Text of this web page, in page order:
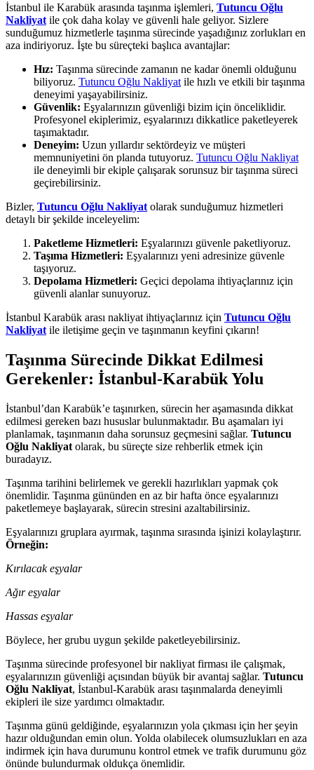
İstanbul ile Karabük arasında taşınma işlemleri, Tutuncu Oğlu
Nakliyat ile çok daha kolay ve güvenli hale geliyor. Sizlere
sunduğumuz hizmetlerle taşınma sürecinde yaşadığınız zorlukları en
aza indiriyoruz. İşte bu süreçteki başlıca avantajlar:
Hız: Taşınma sürecinde zamanın ne kadar önemli olduğunu
biliyoruz. Tutuncu Oğlu Nakliyat ile hızlı ve etkili bir taşınma
deneyimi yaşayabilirsiniz.
Güvenlik: Eşyalarınızın güvenliği bizim için önceliklidir.
Profesyonel ekiplerimiz, eşyalarınızı dikkatlice paketleyerek
taşımaktadır.
Deneyim: Uzun yıllardır sektördeyiz ve müşteri
memnuniyetini ön planda tutuyoruz. Tutuncu Oğlu Nakliyat
ile deneyimli bir ekiple çalışarak sorunsuz bir taşınma süreci
geçirebilirsiniz.
Bizler, Tutuncu Oğlu Nakliyat olarak sunduğumuz hizmetleri
detaylı bir şekilde inceleyelim:
Paketleme Hizmetleri: Eşyalarınızı güvenle paketliyoruz.
Taşıma Hizmetleri: Eşyalarınızı yeni adresinize güvenle
taşıyoruz.
Depolama Hizmetleri: Geçici depolama ihtiyaçlarınız için
güvenli alanlar sunuyoruz.
İstanbul Karabük arası nakliyat ihtiyaçlarınız için Tutuncu Oğlu
Nakliyat ile iletişime geçin ve taşınmanın keyfini çıkarın!
Taşınma Sürecinde Dikkat Edilmesi
Gerekenler: İstanbul-Karabük Yolu
İstanbul’dan Karabük’e taşınırken, sürecin her aşamasında dikkat
edilmesi gereken bazı hususlar bulunmaktadır. Bu aşamaları iyi
planlamak, taşınmanın daha sorunsuz geçmesini sağlar. Tutuncu
Oğlu Nakliyat olarak, bu süreçte size rehberlik etmek için
buradayız.
Taşınma tarihini belirlemek ve gerekli hazırlıkları yapmak çok
önemlidir. Taşınma gününden en az bir hafta önce eşyalarınızı
paketlemeye başlayarak, sürecin stresini azaltabilirsiniz.
Eşyalarınızı gruplara ayırmak, taşınma sırasında işinizi kolaylaştırır.
Örneğin:
Kırılacak eşyalar
Ağır eşyalar
Hassas eşyalar
Böylece, her grubu uygun şekilde paketleyebilirsiniz.
Taşınma sürecinde profesyonel bir nakliyat firması ile çalışmak,
eşyalarınızın güvenliği açısından büyük bir avantaj sağlar. Tutuncu
Oğlu Nakliyat, İstanbul-Karabük arası taşınmalarda deneyimli
ekipleri ile size yardımcı olmaktadır.
Taşınma günü geldiğinde, eşyalarınızın yola çıkması için her şeyin
hazır olduğundan emin olun. Yolda olabilecek olumsuzlukları en aza
indirmek için hava durumunu kontrol etmek ve trafik durumunu göz
önünde bulundurmak oldukça önemlidir.